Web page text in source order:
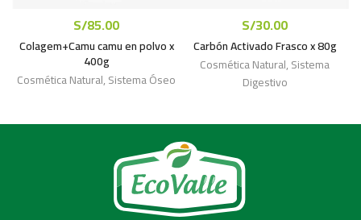
S/85.00
Colagem+Camu camu en polvo x
400g
Cosmética Natural,Sistema Óseo
S/30.00
Carbón Activado Frasco x 80g
Cosmética Natural,Sistema
Digestivo